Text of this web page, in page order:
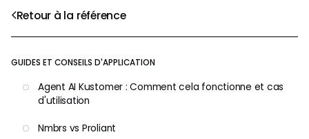
Retour à la référence
GUIDES ET CONSEILS D'APPLICATION
Agent AI Kustomer : Comment cela fonctionne et cas
d'utilisation
Nmbrs vs Proliant